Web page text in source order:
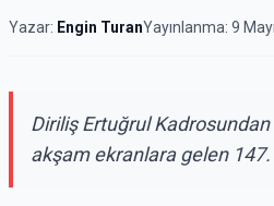
Yazar: Engin TuranYayınlanma: 9
Diriliş Ertuğrul Kadrosundan
akşam ekranlara gelen